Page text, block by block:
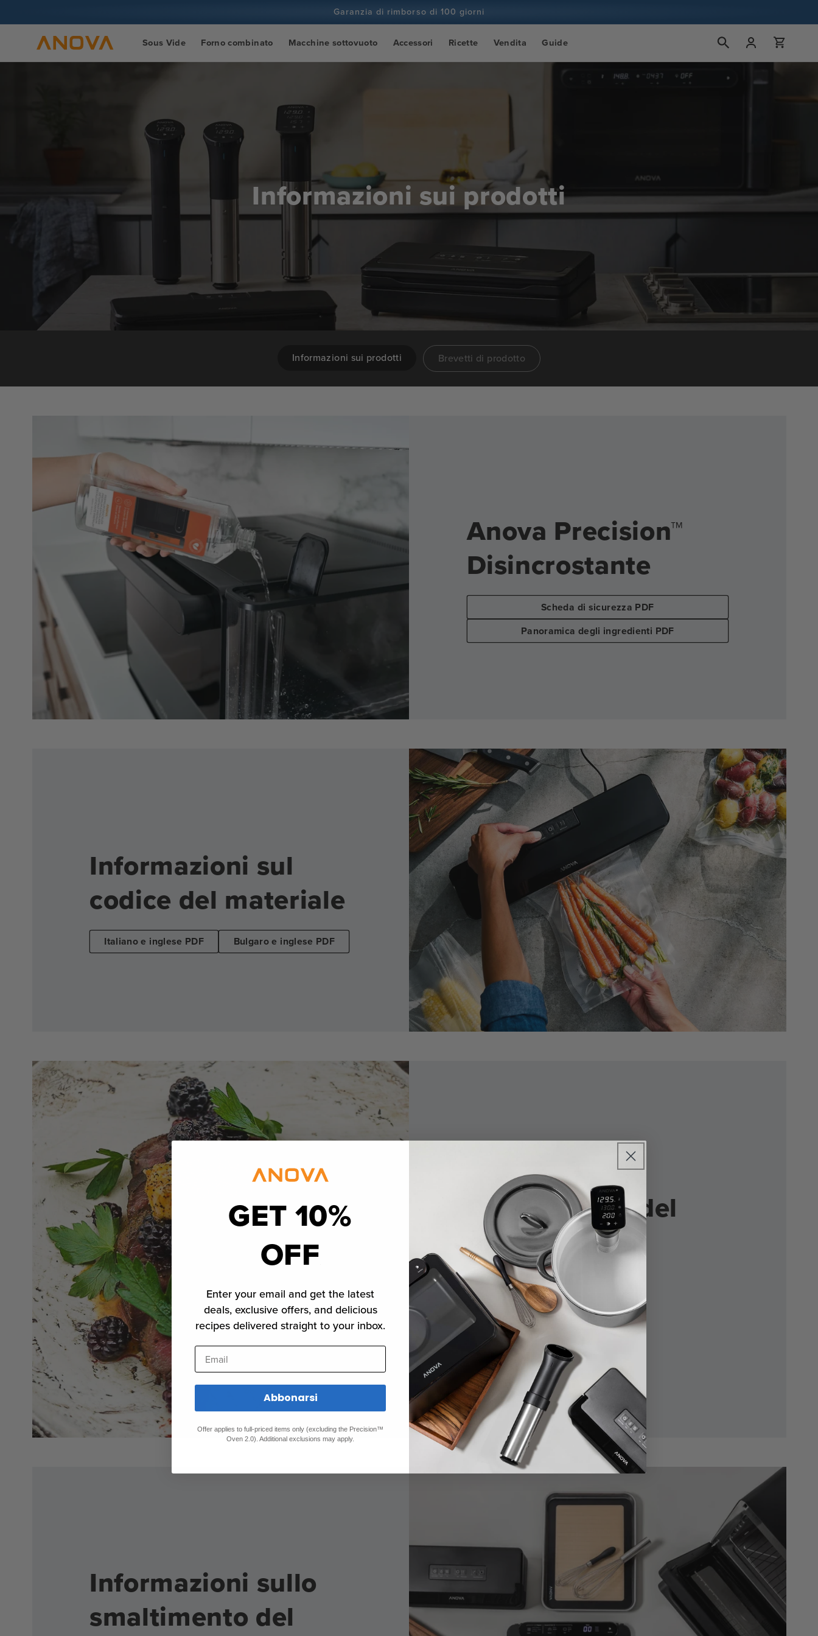
Garanzia di rimborso di 100 giorni
Sous Vide Forno combinato Macchine sottovuoto Accessori Ricette Vendita Guide Accedi Carrello
Informazioni sui prodotti
Informazioni sui prodotti Brevetti di prodotto
Anova Precision™
Disincrostante
Scheda di sicurezza PDF
Panoramica degli ingredienti PDF
Informazioni sul
codice del materiale
Italiano e inglese PDF Bulgaro e inglese PDF
Divulgazione del
prodotto in
California
California AB 1200 Divulgazione
Informazioni sullo
smaltimento del
GET 10%
OFF
Enter your email and get the latest
deals, exclusive offers, and delicious
recipes delivered straight to your inbox.
Email
Abbonarsi
Offer applies to full-priced items only (excluding the Precision™
Oven 2.0). Additional exclusions may apply.